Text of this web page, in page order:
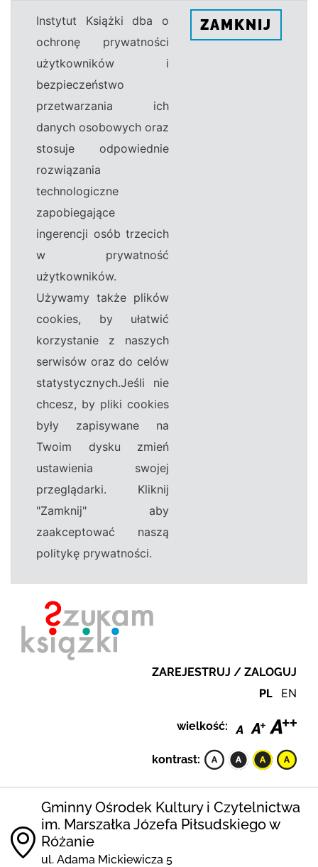
Instytut Książki dba o
ochronę prywatności
użytkowników i
bezpieczeństwo
przetwarzania ich
danych osobowych oraz
stosuje odpowiednie
rozwiązania
technologiczne
zapobiegające
ingerencji osób trzecich
w prywatność
użytkowników.
Używamy także plików
cookies, by ułatwić
korzystanie z naszych
serwisów oraz do celów
statystycznych.Jeśli nie
chcesz, by pliki cookies
były zapisywane na
Twoim dysku zmień
ustawienia swojej
przeglądarki. Kliknij
"Zamknij" aby
zaakceptować naszą
politykę prywatności.
ZAMKNIJ
ZAREJESTRUJ / ZALOGUJ
PL EN
wielkość:
kontrast:
Gminny Ośrodek Kultury i Czytelnictwa
im. Marszałka Józefa Piłsudskiego w
Różanie
ul. Adama Mickiewicza 5